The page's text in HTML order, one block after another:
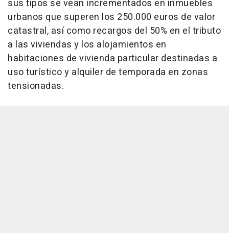
sus tipos se vean incrementados en inmuebles
urbanos que superen los 250.000 euros de valor
catastral, así como recargos del 50% en el tributo
a las viviendas y los alojamientos en
habitaciones de vivienda particular destinadas a
uso turístico y alquiler de temporada en zonas
tensionadas.